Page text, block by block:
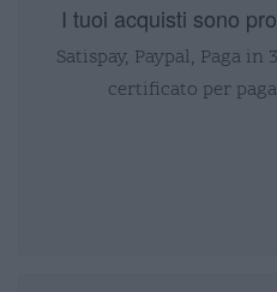
I tuoi acquisti sono
Satispay, Paypal, Paga
certificato per